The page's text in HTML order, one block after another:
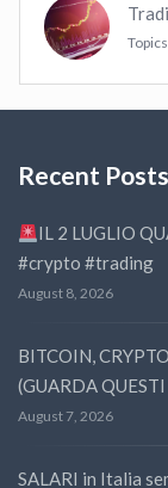
Recent Posts
IL 2 LUGLIO
#crypto #trading
August 8, 2026
BITCOIN,
(GUARDA
August 7, 2026
SALARI in Italia